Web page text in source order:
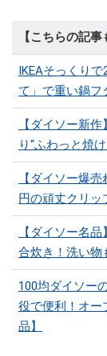
【こちらの記事
IKEAそっくり
て」で重い鍋フ
【ダイソー新
り“ふわっと焼
【ダイソー爆
円の頑丈クリッ
【ダイソー名
合炊き！洗い物
100均ダイソー
役で便利！オー
品】